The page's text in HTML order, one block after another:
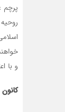
پرچم
و با